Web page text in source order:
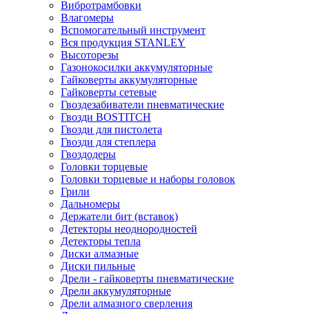
Вибротрамбовки
Влагомеры
Вспомогательный инструмент
Вся продукция STANLEY
Высоторезы
Газонокосилки аккумуляторные
Гайковерты аккумуляторные
Гайковерты сетевые
Гвоздезабиватели пневматические
Гвозди BOSTITCH
Гвозди для пистолета
Гвозди для степлера
Гвоздодеры
Головки торцевые
Головки торцевые и наборы головок
Грили
Дальномеры
Держатели бит (вставок)
Детекторы неоднородностей
Детекторы тепла
Диски алмазные
Диски пильные
Дрели - гайковерты пневматические
Дрели аккумуляторные
Дрели алмазного сверления